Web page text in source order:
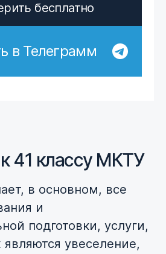
бесплатно
в Телеграмм
41 классу МКТУ
в основном, все
и
подготовки, услуги,
увеселение,